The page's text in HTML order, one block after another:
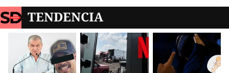
TENDENCIA